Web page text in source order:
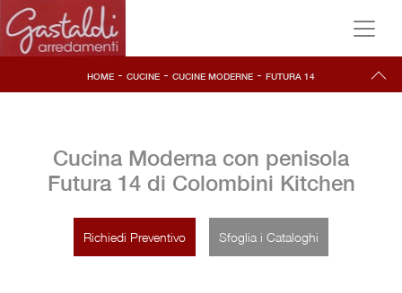
HOME - CUCINE - CUCINE MODERNE - FUTURA 14
Cucina Moderna con penisola
Futura 14 di Colombini Kitchen
Richiedi Preventivo Sfoglia i Cataloghi